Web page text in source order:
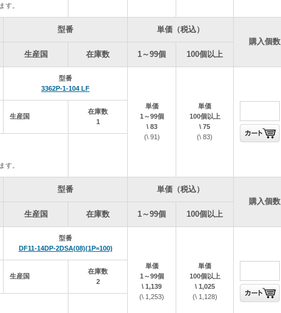
4日（日）
文⇒12月25日（木）出荷します
限ります。
12月24日でも、出荷が1月5日以降になる可能性があります。
連絡致します。
解・ご協力の程、よろしくお願い致します。
を更新しました。
更新しました。
を更新しました。
を更新しました。
を更新しました。
を更新しました。
を更新しました。
す。
型番
単価（税込）
購入個数
生産国 在庫数 1～99個 100個以上
型番
3362P-1-104 LF
単価
1～99個
\ 83
(\ 91)
単価
100個以上
\ 75
(\ 83)
生産国
在庫数
1
す。
型番
単価（税込）
購入個数
生産国 在庫数 1～99個 100個以上
型番
DF11-14DP-2DSA(08)(1P=100)
単価
1～99個
\ 1,139
(\ 1,253)
単価
100個以上
\ 1,025
(\ 1,128)
生産国
在庫数
2